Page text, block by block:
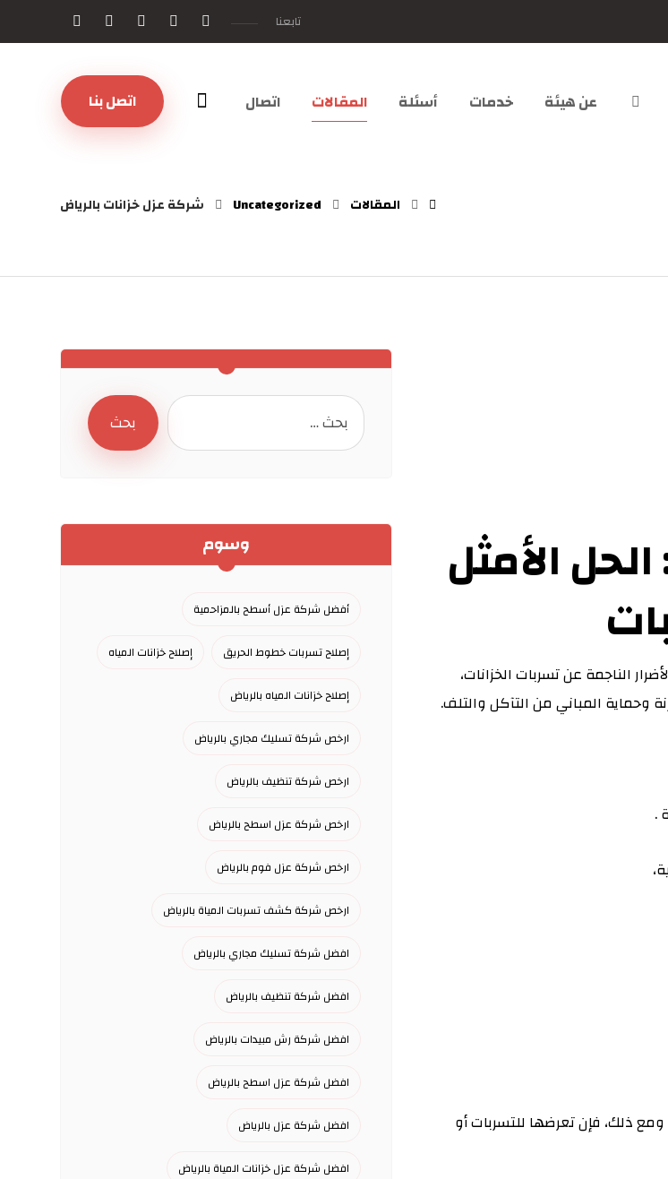
تابعنا
اتصل بنا عن هيئة خدمات أسئلة المقالات اتصال
المقالات Uncategorized شركة عزل خزانات بالرياض
الأمثل
الناجمة عن تسربات الخزانات،
وحماية المباني من التآكل والتلف.
.
ومع ذلك، فإن تعرضها للتسربات أو
وسوم
أفضل شركة عزل أسطح بالمزاحمية
إصلاح تسربات خطوط الحريق إصلاح خزانات المياه
إصلاح خزانات المياه بالرياض
ارخص شركة تسليك مجاري بالرياض
ارخص شركة تنظيف بالرياض
ارخص شركة عزل اسطح بالرياض
ارخص شركة عزل فوم بالرياض
ارخص شركة كشف تسربات المياة بالرياض
افضل شركة تسليك مجاري بالرياض
افضل شركة تنظيف بالرياض
افضل شركة رش مبيدات بالرياض
افضل شركة عزل اسطح بالرياض
افضل شركة عزل بالرياض
افضل شركة عزل خزانات المياة بالرياض